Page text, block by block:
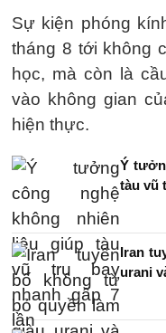
Sự kiện phóng
tháng 8 tới không
học, mà còn là
vào không gian
hiện thực.
Ý
tàu vũ
Iran
urani